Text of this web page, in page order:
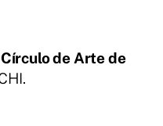
de Arte de